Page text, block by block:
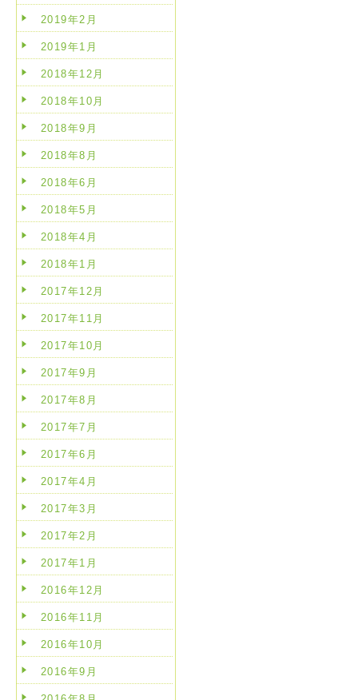
2019年2月
2019年1月
2018年12月
2018年10月
2018年9月
2018年8月
2018年6月
2018年5月
2018年4月
2018年1月
2017年12月
2017年11月
2017年10月
2017年9月
2017年8月
2017年7月
2017年6月
2017年4月
2017年3月
2017年2月
2017年1月
2016年12月
2016年11月
2016年10月
2016年9月